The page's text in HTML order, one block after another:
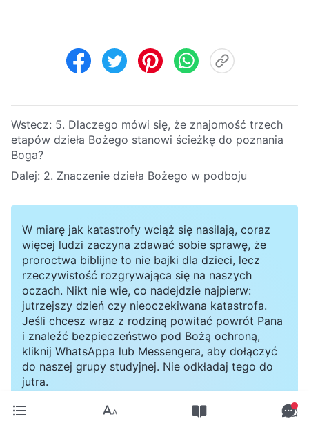
Wstecz: 5. Dlaczego mówi się, że znajomość trzech
etapów dzieła Bożego stanowi ścieżkę do poznania
Boga?
Dalej: 2. Znaczenie dzieła Bożego w podboju
W miarę jak katastrofy wciąż się nasilają, coraz
więcej ludzi zaczyna zdawać sobie sprawę, że
proroctwa biblijne to nie bajki dla dzieci, lecz
rzeczywistość rozgrywająca się na naszych
oczach. Nikt nie wie, co nadejdzie najpierw:
jutrzejszy dzień czy nieoczekiwana katastrofa.
Jeśli chcesz wraz z rodziną powitać powrót Pana
i znaleźć bezpieczeństwo pod Bożą ochroną,
kliknij WhatsAppa lub Messengera, aby dołączyć
do naszej grupy studyjnej. Nie odkładaj tego do
jutra.
Połącz się z nami w Messengerze